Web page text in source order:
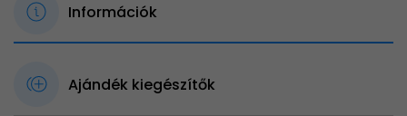
Információk
Ajándék kiegészítők